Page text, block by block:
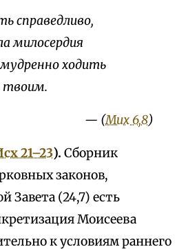
справедливо,
милосердия
ходить
твоим.
— (Мих 6,8)
21–23). Сборник
законов,
Завета (24,7) есть
Моисеева
к условиям раннего